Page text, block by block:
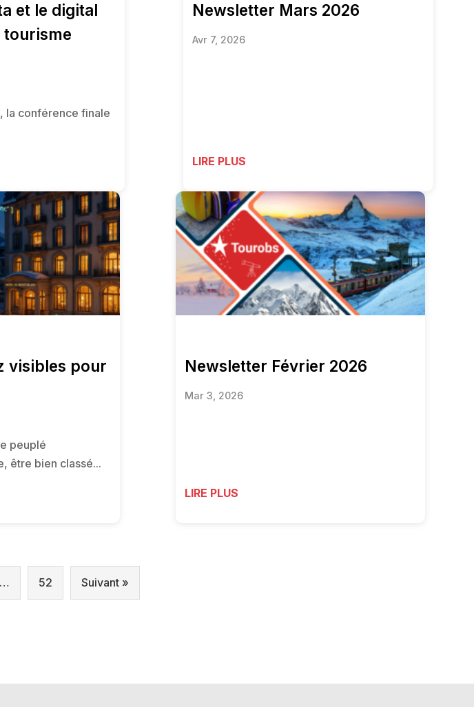
et le digital
tourisme
la conférence finale
Newsletter Mars 2026
Avr 7, 2026
LIRE PLUS
visibles pour
peuplé
être bien classé...
Newsletter Février 2026
Mar 3, 2026
LIRE PLUS
… 52 Suivant »